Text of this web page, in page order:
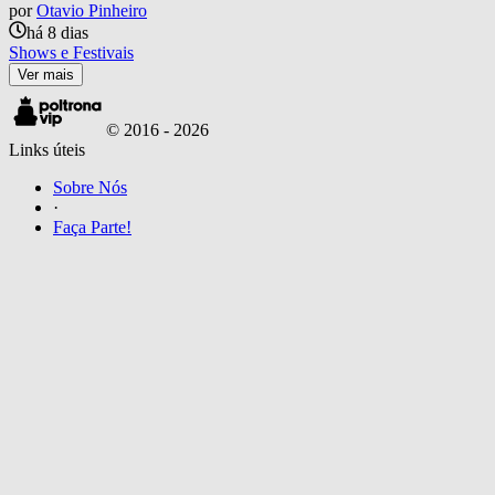
por Otavio Pinheiro
há 8 dias
Shows e Festivais
Ver mais
© 2016 - 2026
Links úteis
Sobre Nós
·
Faça Parte!